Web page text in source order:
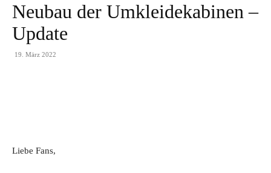
Neubau der Umkleidekabinen –
Update
19. März 2022
Liebe Fans,